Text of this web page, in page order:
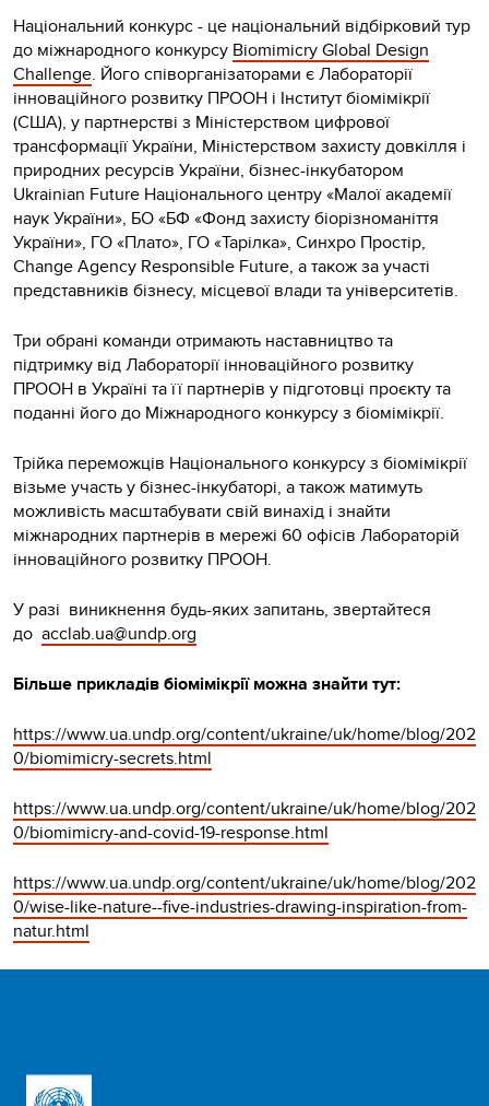
Національний конкурс - це національний відбірковий тур
до міжнародного конкурсу Biomimicry Global Design
Challenge. Його співорганізаторами є Лабораторії
інноваційного розвитку ПРООН і Інститут біомімікрії
(США), у партнерстві з Міністерством цифрової
трансформації України, Міністерством захисту довкілля і
природних ресурсів України, бізнес-інкубатором
Ukrainian Future Національного центру «Малої академії
наук України», БО «БФ «Фонд захисту біорізноманіття
України», ГО «Плато», ГО «Тарілка», Синхро Простір,
Change Agency Responsible Future, а також за участі
представників бізнесу, місцевої влади та університетів.
Три обрані команди отримають наставництво та
підтримку від Лабораторії інноваційного розвитку
ПРООН в Україні та її партнерів у підготовці проєкту та
поданні його до Міжнародного конкурсу з біомімікрії.
Трійка переможців Національного конкурсу з біомімікрії
візьме участь у бізнес-інкубаторі, а також матимуть
можливість масштабувати свій винахід і знайти
міжнародних партнерів в мережі 60 офісів Лабораторій
інноваційного розвитку ПРООН.
У разі виникнення будь-яких запитань, звертайтеся
до acclab.ua@undp.org
Більше прикладів біомімікрії можна знайти тут:
https://www.ua.undp.org/content/ukraine/uk/home/blog/202
0/biomimicry-secrets.html
https://www.ua.undp.org/content/ukraine/uk/home/blog/202
0/biomimicry-and-covid-19-response.html
https://www.ua.undp.org/content/ukraine/uk/home/blog/202
0/wise-like-nature--five-industries-drawing-inspiration-from-
natur.html